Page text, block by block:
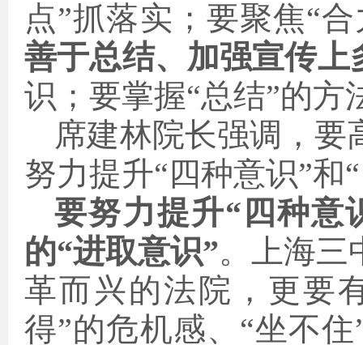
点”抓落实；要聚焦“
善于总结、加强宣传上
识；要掌握“总结”的方
席建林院长强调，要
努力提升“四种意识”和
要努力提升“ 四种意
的“进取意识”。上海三
革而兴的法院，更要
得”的危机感、“坐不